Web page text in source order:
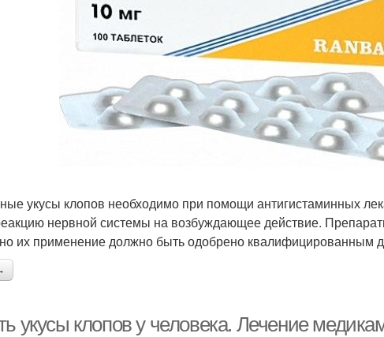
укусы клопов необходимо при помощи антигистаминных
нервной системы на возбуждающее действие.
их применение должно быть одобрено квалифицированным
укусы клопов у человека. Лечение